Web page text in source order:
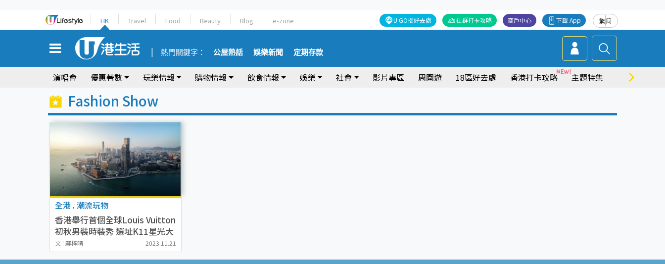
HK Travel Food Beauty Blog e-zone 繁简
下載 App
商戶中心
社群打卡攻略
U GO搵好去處
熱門關鍵字： 公屋熱話 娛樂新聞 定期存款
演唱會 優惠著數 玩樂情報 購物情報 飲食情報 娛樂 社會 影片專區 周圍遊 18區好去處 香港打卡攻略 主題特集 商場情報
Fashion Show
全港 . 潮流玩物
香港舉行首個全球Louis Vuitton
初秋男裝時裝秀 選址K11星光大
道向影視巨星致敬
文 : 鄺梓晴 2023.11.21